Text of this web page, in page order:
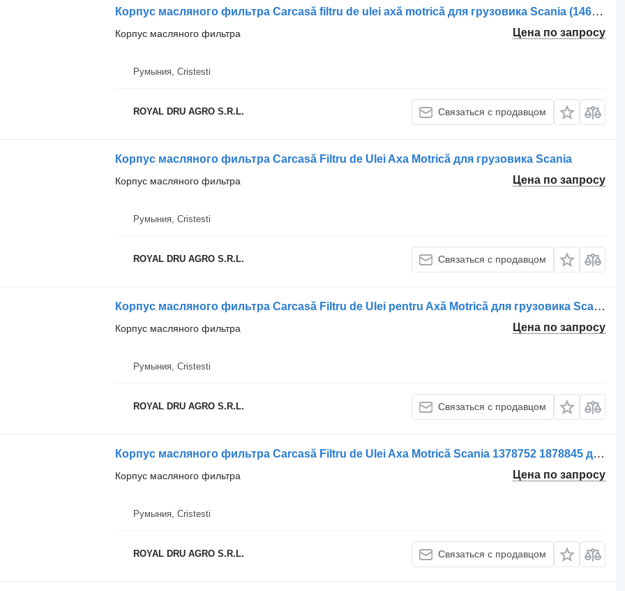
Корпус масляного фильтра Carcasă filtru de ulei axă motrică для грузовика Scania (14612 2508)
Цена по запросу
Корпус масляного фильтра
Румыния, Cristesti
ROYAL DRU AGRO S.R.L. Связаться с продавцом
Корпус масляного фильтра Carcasă Filtru de Ulei Axa Motrică для грузовика Scania
Цена по запросу
Корпус масляного фильтра
Румыния, Cristesti
ROYAL DRU AGRO S.R.L. Связаться с продавцом
Корпус масляного фильтра Carcasă Filtru de Ulei pentru Axă Motrică для грузовика Scania – Coduri 1878846 și 1378754
Цена по запросу
Корпус масляного фильтра
Румыния, Cristesti
ROYAL DRU AGRO S.R.L. Связаться с продавцом
Корпус масляного фильтра Carcasă Filtru de Ulei Axa Motrică Scania 1378752 1878845 для грузовика
Цена по запросу
Корпус масляного фильтра
Румыния, Cristesti
ROYAL DRU AGRO S.R.L. Связаться с продавцом